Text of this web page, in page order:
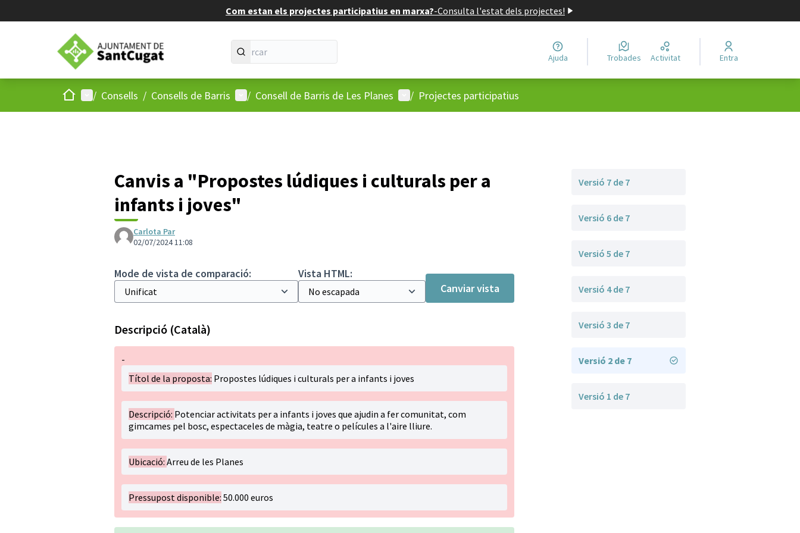
Com estan els projectes participatius en marxa?-Consulta l'estat dels projectes!
Ajuda Trobades Activitat Entra
Inici Menú principal
/ Consells / Consells de Barris Menú d'usuari
/ Consell de Barris de Les Planes Menú d'usuari
/ Projectes participatius
Canvis a "Propostes lúdiques i culturals per a
infants i joves"
Carlota Par
02/07/2024 11:08
Mode de vista de comparació:
Vista HTML:
Canviar vista
Descripció (Català)
-
Títol de la proposta: Propostes lúdiques i culturals per a infants i joves
Descripció: Potenciar activitats per a infants i joves que ajudin a fer comunitat, com
gimcames pel bosc, espectaceles de màgia, teatre o películes a l'aire lliure.
Ubicació: Arreu de les Planes
Pressupost disponible: 50.000 euros
Versió 7 de 7
Versió 6 de 7
Versió 5 de 7
Versió 4 de 7
Versió 3 de 7
Versió 2 de 7
Versió 1 de 7